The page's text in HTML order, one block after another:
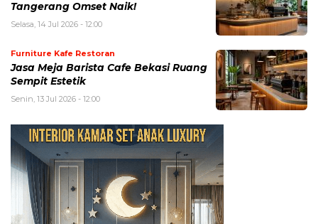
Tangerang Omset Naik!
Selasa, 14 Jul 2026 - 12:00
Furniture Kafe Restoran
Jasa Meja Barista Cafe Bekasi Ruang
Sempit Estetik
Senin, 13 Jul 2026 - 12:00